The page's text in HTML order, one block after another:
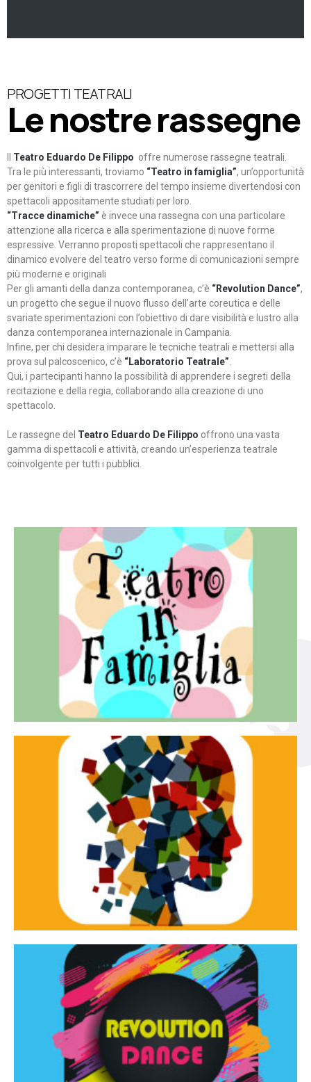
PROGETTI TEATRALI
Le nostre rassegne
Teatro Eduardo De Filippo offre numerose rassegne teatrali.
Tra le più interessanti, troviamo “Teatro in famiglia”, un’opportunità
per genitori e figli di trascorrere del tempo insieme divertendosi con
spettacoli appositamente studiati per loro.
“Tracce dinamiche” è invece una rassegna con una particolare
attenzione alla ricerca e alla sperimentazione di nuove forme
espressive. Verranno proposti spettacoli che rappresentano il
dinamico evolvere del teatro verso forme di comunicazioni sempre
più moderne e originali
Per gli amanti della danza contemporanea, c’è “Revolution Dance”,
un progetto che segue il nuovo flusso dell’arte coreutica e delle
svariate sperimentazioni con l’obiettivo di dare visibilità e lustro alla
danza contemporanea internazionale in Campania.
Infine, per chi desidera imparare le tecniche teatrali e mettersi alla
prova sul palcoscenico, c’è “Laboratorio Teatrale”
Qui, i partecipanti hanno la possibilità di apprendere i segreti della
recitazione e della regia, collaborando alla creazione di uno
spettacolo.
Le rassegne del Teatro Eduardo De Filippo offrono una vasta
gamma di spettacoli e attività, creando un’esperienza teatrale
coinvolgente per tutti i pubblici.
Teatro in famiglia
Teatro In Famiglia è una rassegna di teatro concepita
per far condividere e godere del teatro all’intera
famiglia.
Continua
Tracce dinamiche
Tracce Dinamiche è una rassegna di teatro
d’innovazione e sperimentale.
Continua
Revolution Dance
Rassegna di danza contemporanea – I Edizione